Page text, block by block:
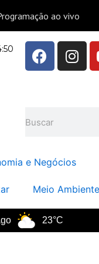
F
a
o
I
n
m
e Negócios
Meio
23°C